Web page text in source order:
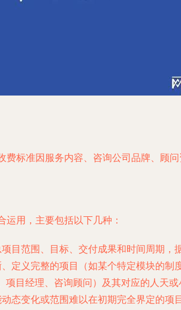
标准因服务内容、咨询公司品牌、顾
用，主要包括以下几种：
目范围、目标、交付成果和时间周期
定义完整的项目（如某个特定模块的制
项目经理、咨询顾问）及其对应的人天
态变化或范围难以在初期完全界定的项目